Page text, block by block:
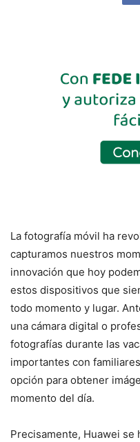
La fotografía móvil ha
capturamos nuestros
innovación que hoy
estos dispositivos que
todo momento y lugar.
una cámara digital o
fotografías durante las
importantes con
opción para obtener
momento del día.
Precisamente, Huawei se